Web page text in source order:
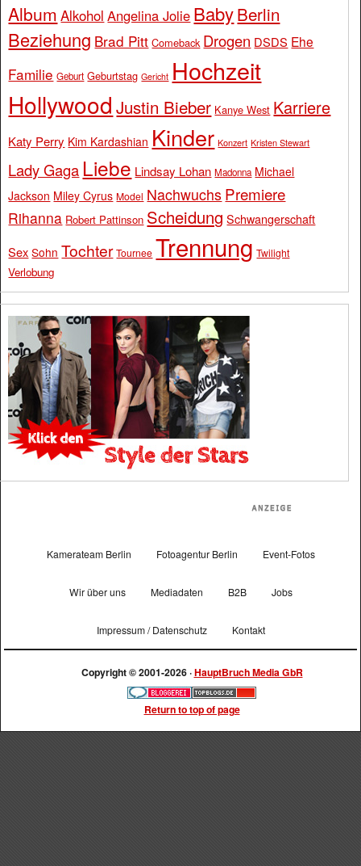
Album Alkohol Angelina Jolie BabyBerlin
Beziehung Brad Pitt Comeback Drogen DSDS Ehe
Familie Geburt Geburtstag Gericht Hochzeit
Hollywood Justin Bieber Kanye West Karriere
Katy Perry Kim Kardashian Kinder Konzert Kristen Stewart
Lady Gaga Liebe Lindsay Lohan Madonna Michael
Jackson Miley Cyrus Model Nachwuchs Premiere
Rihanna Robert Pattinson Scheidung Schwangerschaft
Sex Sohn Tochter Tournee Trennung Twilight
Verlobung
Kamerateam Berlin Fotoagentur Berlin Event-Fotos
Wir über uns Mediadaten B2B Jobs
Impressum / Datenschutz Kontakt
Copyright © 2001-2026 ·HauptBruch Media GbR
Return to top of page